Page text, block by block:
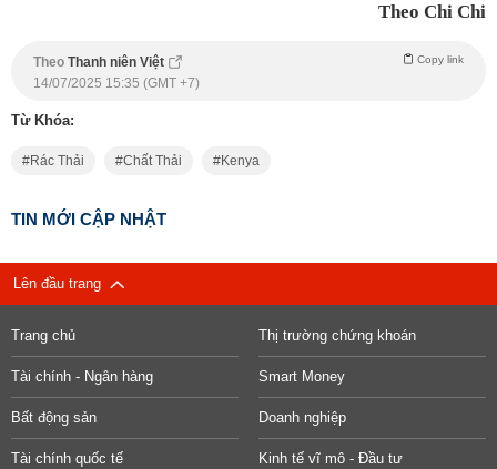
Theo Chi Chi
Theo Thanh niên Việt Copy link
14/07/2025 15:35 (GMT +7)
Từ Khóa:
Rác Thải Chất Thải Kenya
TIN MỚI CẬP NHẬT
Lên đầu trang
Trang chủ Thị trường chứng khoán
Tài chính - Ngân hàng Smart Money
Bất động sản Doanh nghiệp
Tài chính quốc tế Kinh tế vĩ mô - Đầu tư